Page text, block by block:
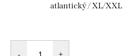
atlantický / XL/XXL